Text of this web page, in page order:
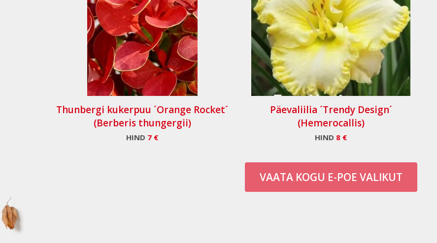
Thunbergi kukerpuu ´Orange Rocket´
(Berberis thungergii)
HIND 7 €
Päevaliilia ´Trendy Design´
(Hemerocallis)
HIND 8 €
VAATA KOGU E-POE VALIKUT